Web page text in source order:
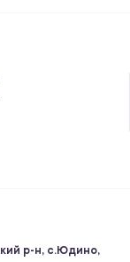
р-н, с.Юдино,